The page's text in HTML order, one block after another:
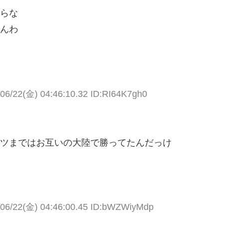
な
わ
22(金) 04:46:10.32 ID:RI64K7gh0
まではお互いの大陸で勝ってたんだっけ
22(金) 04:46:00.45 ID:bWZWiyMdp